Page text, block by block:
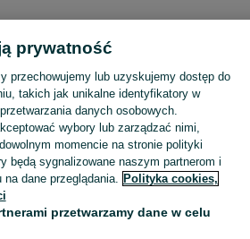
Sprzedaż sprzętu i wyposażenia dla firm Zgierz ▶️ maszyny, biuro i inne ✅ Nowe i używane w atrakcyjnych cenach ✌ Sprawdź oferty na OLX.pl! Zobacz
prywatność
przechowujemy lub uzyskujemy dostęp do
takich jak unikalne identyfikatory w
danych osobowych.
wybory lub zarządzać nimi,
momencie na stronie polityki
będą sygnalizowane naszym partnerom i
na dane przeglądania. Polityka cookies,
przetwarzamy dane w celu